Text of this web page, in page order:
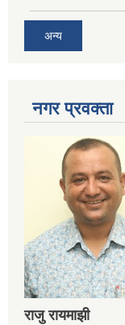
अन्य
नगर प्रव‌क्ता
राजु रायमाझी